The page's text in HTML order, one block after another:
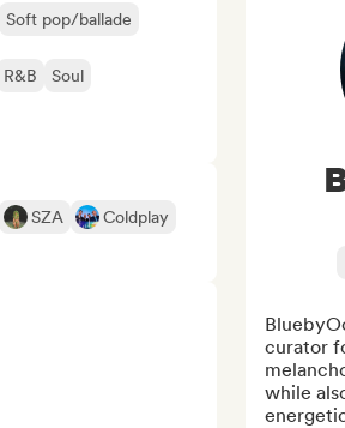
Soft pop/ballade
R&B Soul
SZA
Coldplay
curator
while